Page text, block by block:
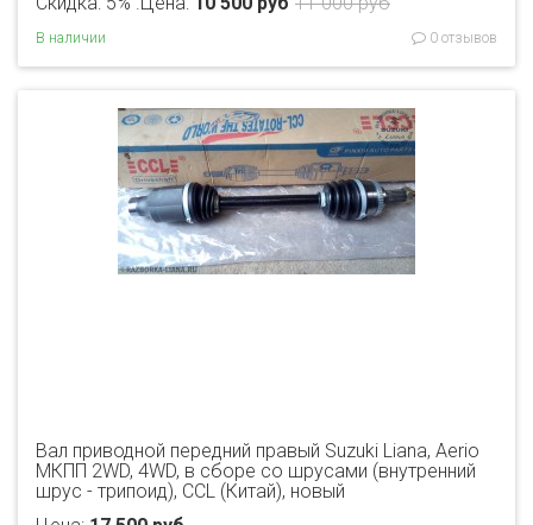
В наличии 0 отзывов
Вал приводной передний правый Suzuki Liana, Aerio
МКПП 2WD, 4WD, в сборе со шрусами (внутренний
шрус - трипоид), CCL (Китай), новый